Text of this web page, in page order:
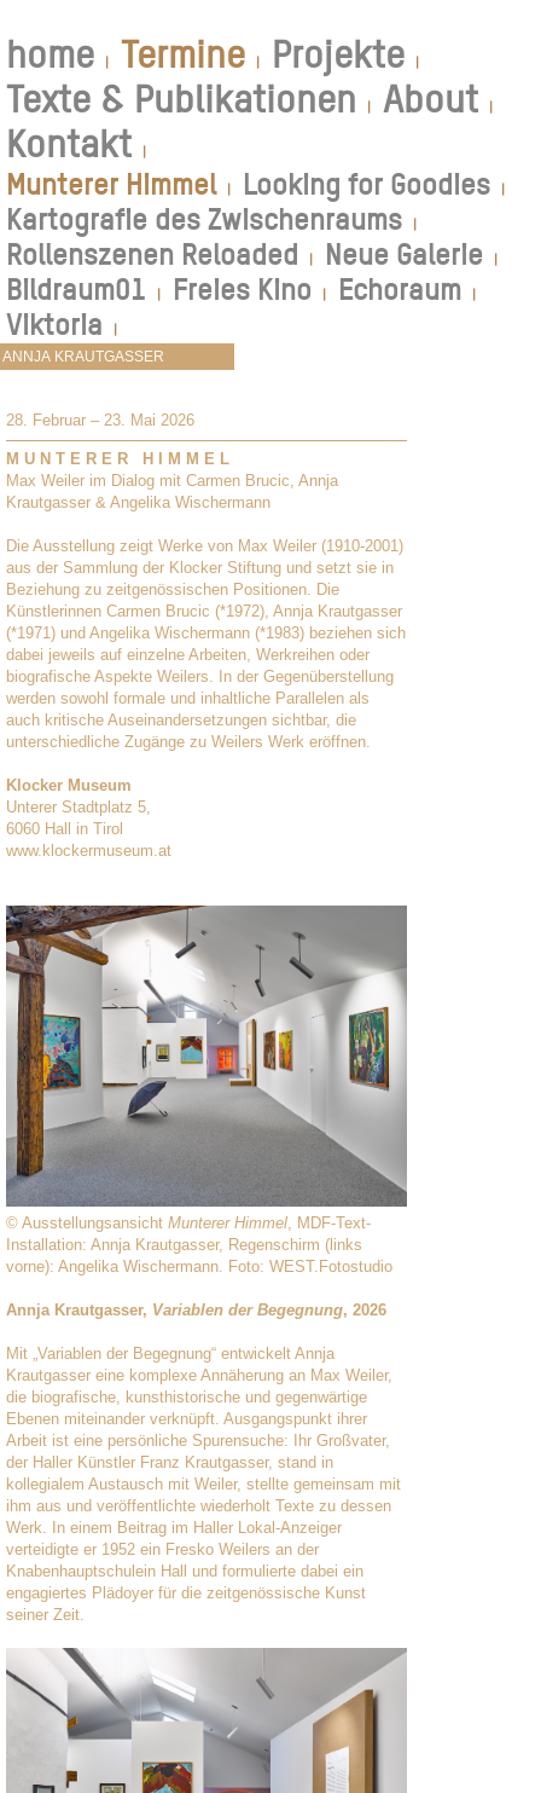
home | Termine | Projekte |
Texte & Publikationen | About |
Kontakt |
Munterer Himmel| Looking for Goodies |
Kartografie des Zwischenraums |
Rollenszenen Reloaded | Neue Galerie |
Bildraum01 | Freies Kino | Echoraum |
Viktoria |
28. Februar – 23. Mai 2026
M U N T E R E R H I M M E L
Max Weiler im Dialog mit Carmen Brucic, Annja
Krautgasser & Angelika Wischermann
Die Ausstellung zeigt Werke von Max Weiler (1910-2001)
aus der Sammlung der Klocker Stiftung und setzt sie in
Beziehung zu zeitgenössischen Positionen. Die
Künstlerinnen Carmen Brucic (*1972), Annja Krautgasser
(*1971) und Angelika Wischermann (*1983) beziehen sich
dabei jeweils auf einzelne Arbeiten, Werkreihen oder
biografische Aspekte Weilers. In der Gegenüberstellung
werden sowohl formale und inhaltliche Parallelen als
auch kritische Auseinandersetzungen sichtbar, die
unterschiedliche Zugänge zu Weilers Werk eröffnen.
Klocker Museum
Unterer Stadtplatz 5,
6060 Hall in Tirol
www.klockermuseum.at
© Ausstellungsansicht Munterer Himmel , MDF-Text-
Installation: Annja Krautgasser, Regenschirm (links
vorne): Angelika Wischermann. Foto: WEST.Fotostudio
Annja Krautgasser, Variablen der Begegnung, 2026
Mit „Variablen der Begegnung“ entwickelt Annja
Krautgasser eine komplexe Annäherung an Max Weiler,
die biografische, kunsthistorische und gegenwärtige
Ebenen miteinander verknüpft. Ausgangspunkt ihrer
Arbeit ist eine persönliche Spurensuche: Ihr Großvater,
der Haller Künstler Franz Krautgasser, stand in
kollegialem Austausch mit Weiler, stellte gemeinsam mit
ihm aus und veröffentlichte wiederholt Texte zu dessen
Werk. In einem Beitrag im Haller Lokal-Anzeiger
verteidigte er 1952 ein Fresko Weilers an der
Knabenhauptschulein Hall und formulierte dabei ein
engagiertes Plädoyer für die zeitgenössische Kunst
seiner Zeit.